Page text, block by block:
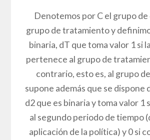
Denotemos por C el grupo
grupo de tratamiento y
binaria, dT que toma valor 1 si
pertenece al grupo de
contrario, esto es, al grupo
supone además que se dispone
d2 que es binaria y toma valor 1
al segundo periodo de tiempo
aplicación de la política) y 0 si